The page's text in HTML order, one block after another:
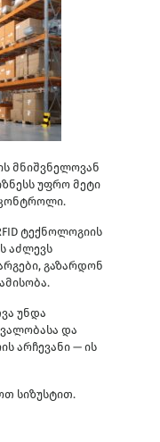
მნიშვნელოვან
უფრო მეტი
ტექნოლოგიის
აძლევს
გაზარდონ
უნდა
და
არჩევანი — ის
სიზუსტით.